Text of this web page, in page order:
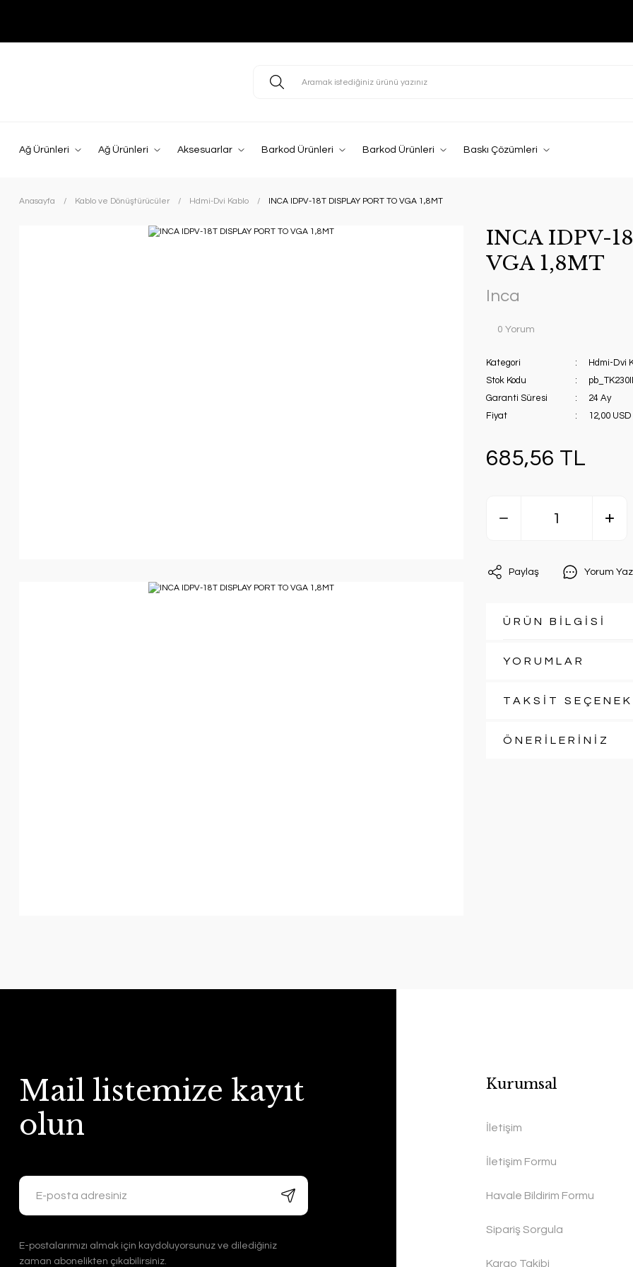
Ağ Ürünleri Ağ Ürünleri Aksesuarlar Barkod Ürünleri Barkod Ürünleri Baskı Çözümleri
Anasayfa Kablo ve Dönüştürücüler Hdmi-Dvi Kablo INCA IDPV-18T DISPLAY PORT TO VGA 1,8MT
INCA IDPV-
VGA 1,8MT
Inca
0 Yorum
Kategori
Hdmi-Dvi
Stok Kodu
Garanti Süresi
24 Ay
Fiyat
12,00
685,56 TL
Paylaş Yorum Yaz
ÜRÜN BİLGİSİ
YORUMLAR
TAKSİT
ÖNERİLERİNİZ
Mail listemize kayıt
olun
E-postalarımızı almak için kaydoluyorsunuz ve dilediğiniz
zaman abonelikten çıkabilirsiniz.
Kurumsal
İletişim
İletişim Formu
Havale Bildirim Formu
Sipariş Sorgula
Kargo Takibi